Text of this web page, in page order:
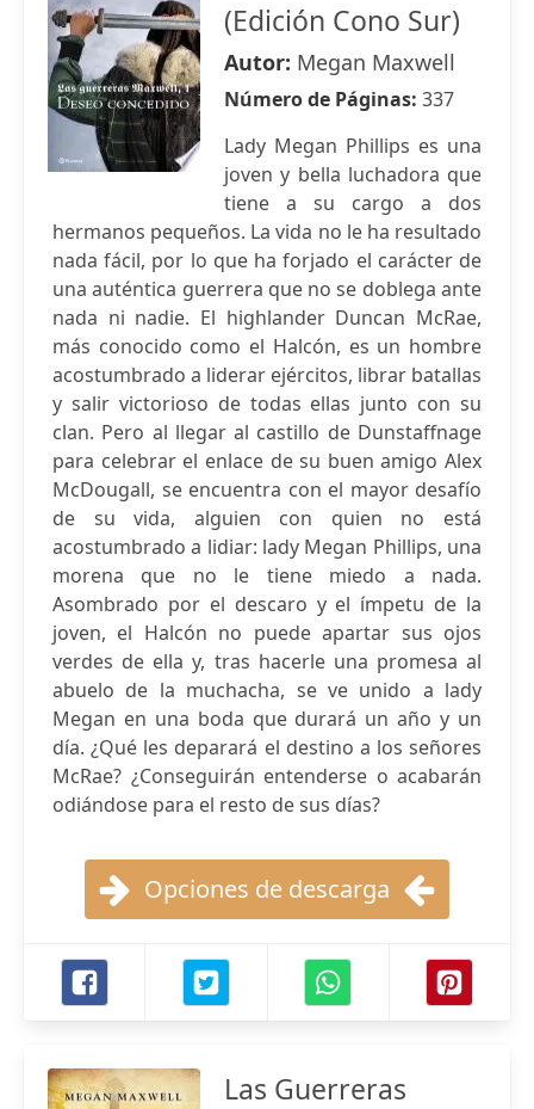
(Edición Cono Sur)
Autor: Megan Maxwell
Número de Páginas: 337
Lady Megan Phillips es una
joven y bella luchadora que
tiene a su cargo a dos
hermanos pequeños. La vida no le ha resultado
nada fácil, por lo que ha forjado el carácter de
una auténtica guerrera que no se doblega ante
nada ni nadie. El highlander Duncan McRae,
más conocido como el Halcón, es un hombre
acostumbrado a liderar ejércitos, librar batallas
y salir victorioso de todas ellas junto con su
clan. Pero al llegar al castillo de Dunstaffnage
para celebrar el enlace de su buen amigo Alex
McDougall, se encuentra con el mayor desafío
de su vida, alguien con quien no está
acostumbrado a lidiar: lady Megan Phillips, una
morena que no le tiene miedo a nada.
Asombrado por el descaro y el ímpetu de la
joven, el Halcón no puede apartar sus ojos
verdes de ella y, tras hacerle una promesa al
abuelo de la muchacha, se ve unido a lady
Megan en una boda que durará un año y un
día. ¿Qué les deparará el destino a los señores
McRae? ¿Conseguirán entenderse o acabarán
odiándose para el resto de sus días?
Opciones de descarga
Las Guerreras